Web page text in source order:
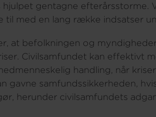
hjulpet gentagne efterårsstorme.
til med en lang række indsatser
at befolkningen og
Civilsamfundet kan effektivt
handling, når
gavne samfundssikkerheden,
herunder civilsamfundets